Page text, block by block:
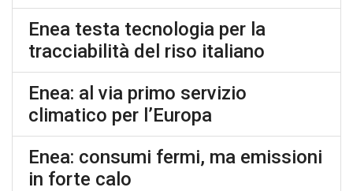
Enea testa tecnologia per la
tracciabilità del riso italiano
Enea: al via primo servizio
climatico per l’Europa
Enea: consumi fermi, ma emissioni
in forte calo